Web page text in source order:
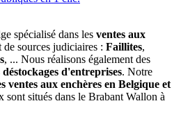
spécialisé dans les ventes aux
de sources judiciaires : Faillites,
, ... Nous réalisons également des
déstockages d'entreprises. Notre
ventes aux enchères en Belgique et
sont situés dans le Brabant Wallon à